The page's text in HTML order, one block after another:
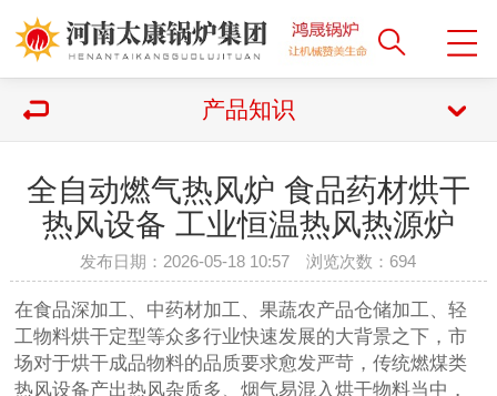
产品知识
全自动燃气热风炉 食品药材烘干
热风设备 工业恒温热风热源炉
发布日期：2026-05-18 10:57 浏览次数： 694
在食品深加工、中药材加工、果蔬农产品仓储加工、轻
工物料烘干定型等众多行业快速发展的大背景之下，市
场对于烘干成品物料的品质要求愈发严苛，传统燃煤类
热风设备产出热风杂质多、烟气易混入烘干物料当中，